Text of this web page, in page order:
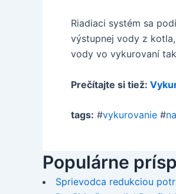
Riadiaci systém sa
výstupnej vody z
vody vo vykurovaní
Prečítajte si tiež:
tags: #vykurovanie #na
Populárne
Sprievodca redukciou